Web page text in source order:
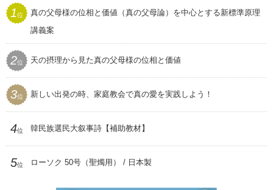
家庭用品
セール
プレゼント用品
世界家庭
ムーンワールド
聖和
1位
真の父母様の位相と価値（真の父母論）を中心とする新標準原理
講義案
2位 天の摂理から見た真の父母様の位相と価値
3位 新しい出発の時、家庭教会で真の愛を実践しよう！
4位 韓民族選民大叙事詩【補助教材】
5位 ローソク 50号（聖燭用） / 日本製